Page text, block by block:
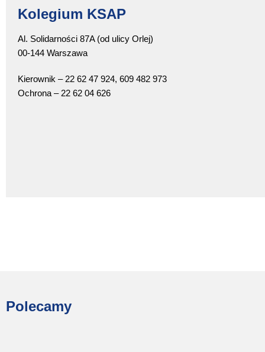
Kolegium KSAP
Al. Solidarności 87A (od ulicy Orlej)
00-144 Warszawa
Kierownik – 22 62 47 924, 609 482 973
Ochrona – 22 62 04 626
Polecamy